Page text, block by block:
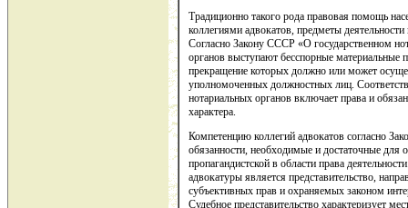
Традиционно такого рода правовая помощь
коллегиями адвокатов, предметы
Согласно Закону СССР «О государственном
органов выступают бесспорные материальные
прекращение которых должно или может
уполномоченных должностных лиц.
нотариальных органов включает права и
характера.
Компетенцию коллегий адвокатов согласно
обязанности, необходимые и достаточные для
пропагандистской в области права
адвокатуры является представительство,
субъективных прав и охраняемых законом
Судебное представительство характеризует